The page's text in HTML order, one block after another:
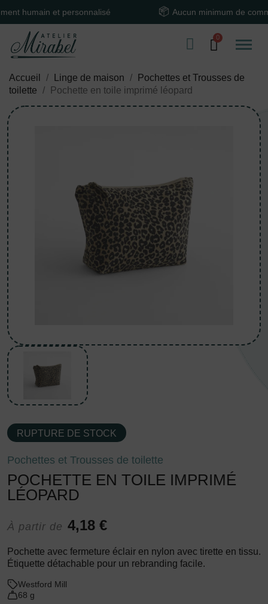
et personnalisé Aucun minimum de commande
Accueil Linge de maison
Pochettes et Trousses de
toilette
Pochette en toile imprimé léopard
RUPTURE DE STOCK
Pochettes et Trousses de toilette
POCHETTE EN TOILE IMPRIMÉ
LÉOPARD
À partir de 4,18 €
Pochette avec fermeture éclair en nylon avec tirette en tissu.
Étiquette détachable pour un rebranding facile.
Westford Mill
68 g